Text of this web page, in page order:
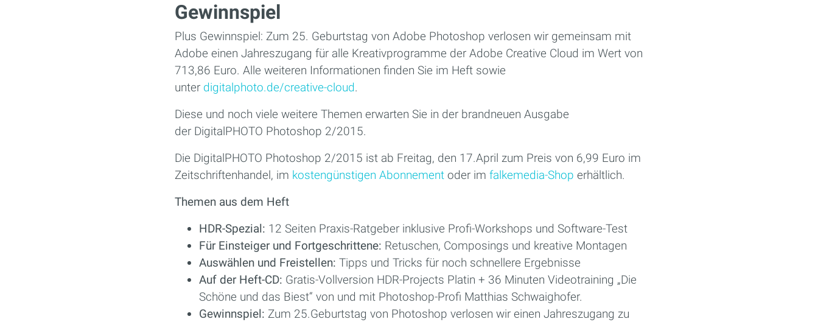
Gewinnspiel
Plus Gewinnspiel: Zum 25. Geburtstag von Adobe Photoshop verlosen wir gemeinsam mit
Adobe einen Jahreszugang für alle Kreativprogramme der Adobe Creative Cloud im Wert von
713,86 Euro. Alle weiteren Informationen finden Sie im Heft sowie
unter digitalphoto.de/creative-cloud.
Diese und noch viele weitere Themen erwarten Sie in der brandneuen Ausgabe
der DigitalPHOTO Photoshop 2/2015.
Die DigitalPHOTO Photoshop 2/2015 ist ab Freitag, den 17.April zum Preis von 6,99 Euro im
Zeitschriftenhandel, im kostengünstigen Abonnement oder im falkemedia-Shop erhältlich.
Themen aus dem Heft
HDR-Spezial: 12 Seiten Praxis-Ratgeber inklusive Profi-Workshops und Software-Test
Für Einsteiger und Fortgeschrittene: Retuschen, Composings und kreative Montagen
Auswählen und Freistellen: Tipps und Tricks für noch schnellere Ergebnisse
Auf der Heft-CD: Gratis-Vollversion HDR-Projects Platin + 36 Minuten Videotraining „Die
Schöne und das Biest“ von und mit Photoshop-Profi Matthias Schwaighofer.
Gewinnspiel: Zum 25.Geburtstag von Photoshop verlosen wir einen Jahreszugang zu